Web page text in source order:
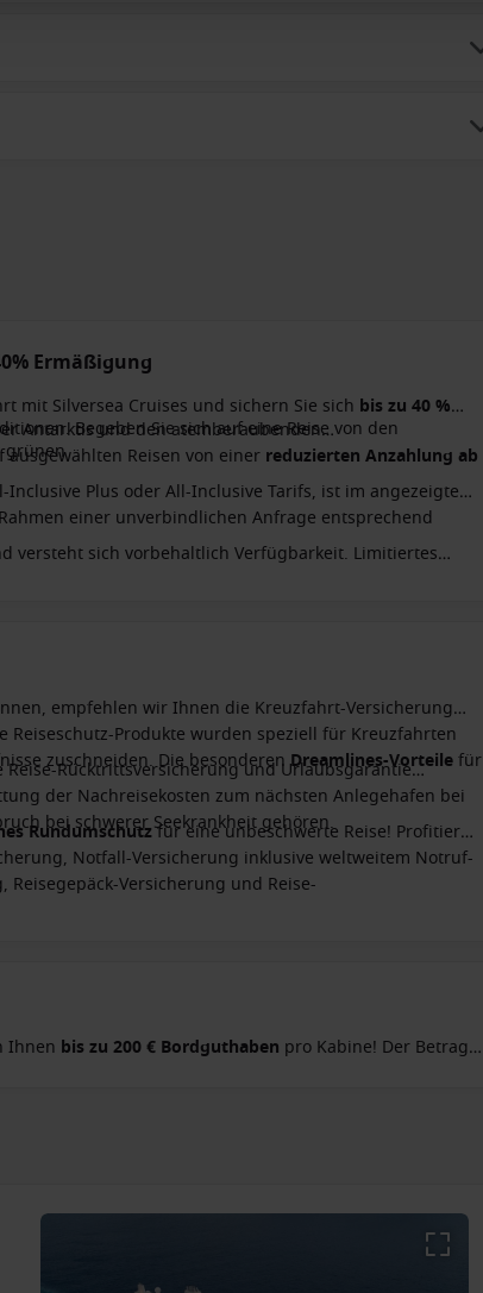
Ermäßigung
mit Silversea Cruises und sichern Sie sich bis zu 40 %
Begeben Sie sich auf eine Reise von den
grünen
Antarktis und den atemberaubenden
Reisen von einer reduzierten Anzahlung ab
Plus oder All-Inclusive Tarifs, ist im angezeigten
einer unverbindlichen Anfrage entsprechend
versteht sich vorbehaltlich Verfügbarkeit. Limitiertes
empfehlen wir Ihnen die Kreuzfahrt-Versicherung
Reiseschutz-Produkte wurden speziell für Kreuzfahrten
zuschneiden. Die besonderen Dreamlines-Vorteilefür
Rücktrittsversicherung und Urlaubsgarantie
der Nachreisekosten zum nächsten Anlegehafen bei
bei schwerer Seekrankheit gehören.
Rundumschutzfür eine unbeschwerte Reise! Profitieren
Notfall-Versicherung inklusive weltweitem Notruf-
Versicherung und Reise-
Ihnen bis zu 200 € Bordguthaben pro Kabine! Der Betrag